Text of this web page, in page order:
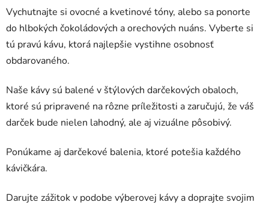
Vychutnajte si ovocné a kvetinové tóny, alebo sa ponorte
do hlbokých čokoládových a orechových nuáns. Vyberte si
tú pravú kávu, ktorá najlepšie vystihne osobnosť
obdarovaného.
Naše kávy sú balené v štýlových darčekových obaloch,
ktoré sú pripravené na rôzne príležitosti a zaručujú, že váš
darček bude nielen lahodný, ale aj vizuálne pôsobivý.
Ponúkame aj darčekové balenia, ktoré potešia každého
kávičkára.
Darujte zážitok v podobe výberovej kávy a doprajte svojim